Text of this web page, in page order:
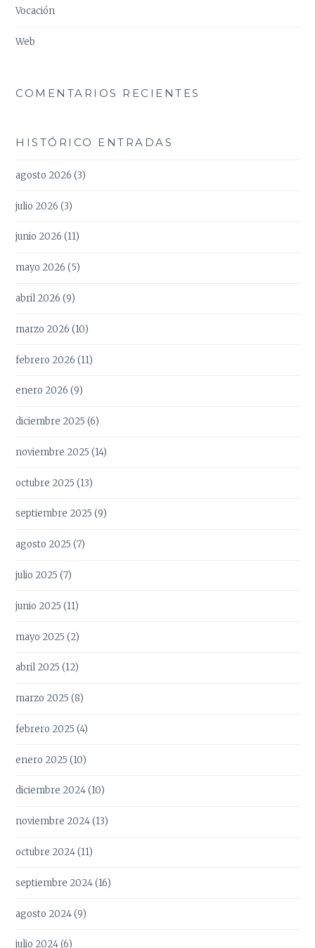
Vocación
Web
COMENTARIOS RECIENTES
HISTÓRICO ENTRADAS
agosto 2026 (3)
julio 2026 (3)
junio 2026 (11)
mayo 2026 (5)
abril 2026 (9)
marzo 2026 (10)
febrero 2026 (11)
enero 2026 (9)
diciembre 2025 (6)
noviembre 2025 (14)
octubre 2025 (13)
septiembre 2025 (9)
agosto 2025 (7)
julio 2025 (7)
junio 2025 (11)
mayo 2025 (2)
abril 2025 (12)
marzo 2025 (8)
febrero 2025 (4)
enero 2025 (10)
diciembre 2024(10)
noviembre 2024(13)
octubre 2024(11)
septiembre 2024(16)
agosto 2024(9)
julio 2024(6)